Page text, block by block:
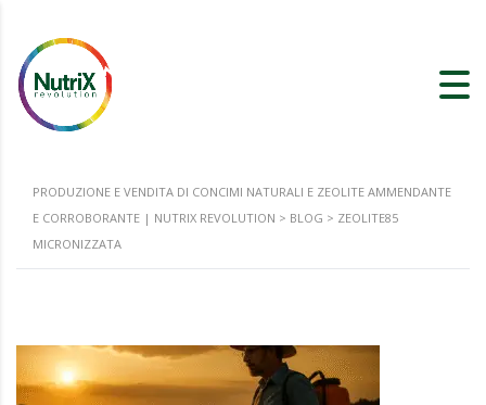
PRODUZIONE E VENDITA DI CONCIMI NATURALI E ZEOLITE AMMENDANTE
E CORROBORANTE | NUTRIX REVOLUTION > BLOG > ZEOLITE85
MICRONIZZATA